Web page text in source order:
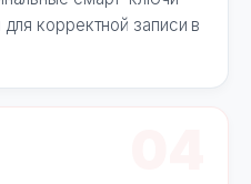
корректной записи в